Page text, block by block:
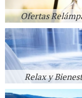
Ofertas
Relax y